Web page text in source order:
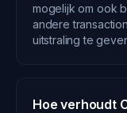
mogelijk om ook
andere
uitstraling te
Hoe verhoudt